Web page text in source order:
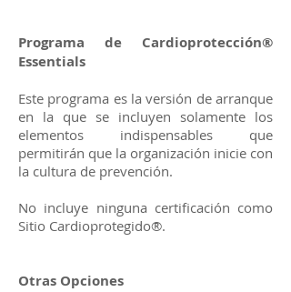
Programa de Cardioprotección®
Essentials
Este programa es la versión de arranque
en la que se incluyen solamente los
elementos indispensables que
permitirán que la organización inicie con
la cultura de prevención.
No incluye ninguna certificación como
Sitio Cardioprotegido®.
Otras Opciones